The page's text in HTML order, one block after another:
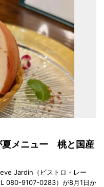
夏メニュー 桃と国産
Jardin（ビストロ・レー
080-9107-0283）が8月1日か